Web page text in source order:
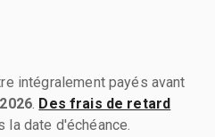
intégralement payés avant
Des frais de retard
date d'échéance.